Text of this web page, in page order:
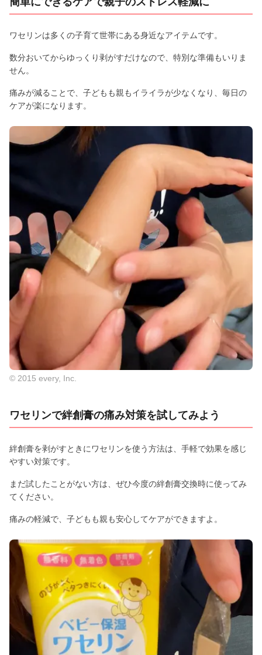
ワセリンは多くの子育て世帯にある身近なアイテムです。
数分おいてからゆっくり剥がすだけなので、特別な準備もいりま
せん。
痛みが減ることで、子どもも親もイライラが少なくなり、毎日の
ケアが楽になります。
© 2015 every, Inc.
ワセリンで絆創膏の痛み対策を試してみよう
絆創膏を剥がすときにワセリンを使う方法は、手軽で効果を感じ
やすい対策です。
まだ試したことがない方は、ぜひ今度の絆創膏交換時に使ってみ
てください。
痛みの軽減で、子どもも親も安心してケアができますよ。